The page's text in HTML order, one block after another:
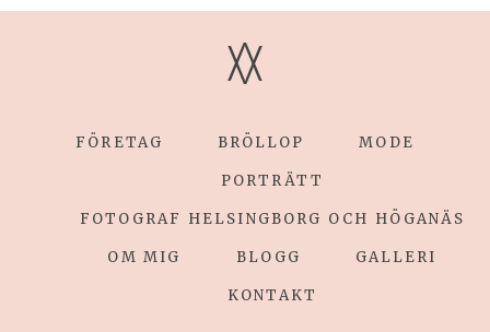
V
V
FÖRETAG BRÖLLOP MODE
PORTRÄTT
FOTOGRAF HELSINGBORG OCH HÖGANÄS
OM MIG BLOGG GALLERI
KONTAKT